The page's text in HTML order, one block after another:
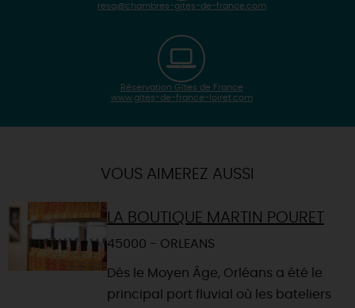
resa@chambres-gites-de-france.com
Réservation Gîtes de France
www.gites-de-france-loiret.com
VOUS AIMEREZ AUSSI
LA BOUTIQUE MARTIN POURET
45000 - ORLEANS
Dès le Moyen Âge, Orléans a été le
principal port fluvial où les bateliers